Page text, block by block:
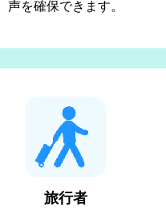
声を確保できます。
旅行者